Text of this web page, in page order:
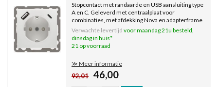
Stopcontact met randaarde en USB aansluiting type
A en C. Geleverd met centraalplaat voor
combinaties, met afdekking Nova en adapterframe
voor Standard en Dialog. Kleur: levend wit (RAL
9010).
Verwachte levertijd voor maandag 21u besteld,
dinsdag in huis*
21 op voorraad
≫ Meer informatie
92,01 46,00